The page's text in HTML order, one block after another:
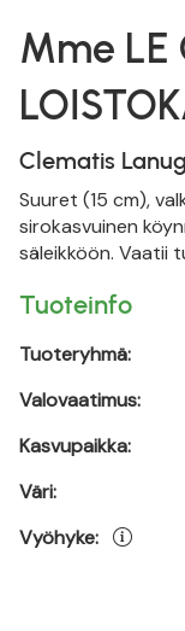
Mme LE
Clematis
Suuret (15 cm),
sirokasvuinen
säleikköön. Vaatii
Tuoteinfo
Tuoteryhmä:
Valovaatimus:
Kasvupaikka:
Väri:
Vyöhyke: